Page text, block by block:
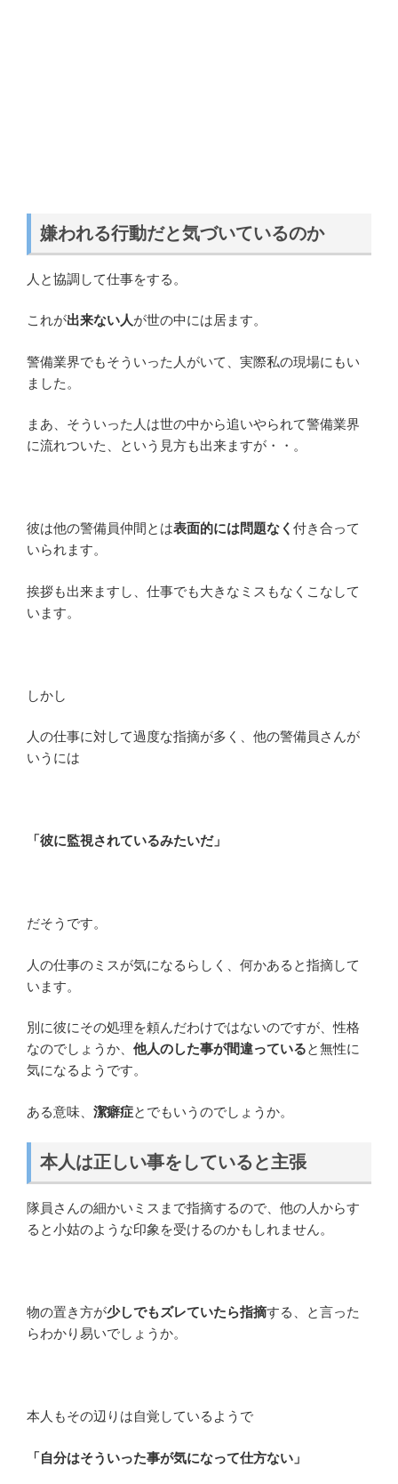
嫌われる行動だと気づいているのか
人と協調して仕事をする。
これが出来ない人が世の中には居ます。
警備業界でもそういった人がいて、実際私の現場にもい
ました。
まあ、そういった人は世の中から追いやられて警備業界
に流れついた、という見方も出来ますが・・。
彼は他の警備員仲間とは表面的には問題なく 付き合って
いられます。
挨拶も出来ますし、仕事でも大きなミスもなくこなして
います。
しかし
人の仕事に対して過度な指摘が多く、他の警備員さんが
いうには
「彼に監視されているみたいだ」
だそうです。
人の仕事のミスが気になるらしく、何かあると指摘して
います。
別に彼にその処理を頼んだわけではないのですが、性格
なのでしょうか、 他人のした事が間違っていると無性に
気になるようです。
ある意味、 潔癖症とでもいうのでしょうか。
本人は正しい事をしていると主張
隊員さんの細かいミスまで指摘するので、他の人からす
ると小姑のような印象を受けるのかもしれません。
物の置き方が少しでもズレていたら指摘する、と言った
らわかり易いでしょうか。
本人もその辺りは自覚しているようで
「自分はそういった事が気になって仕方ない」